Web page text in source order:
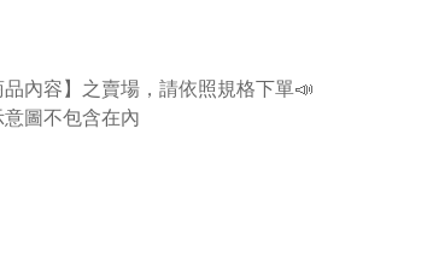
內容】之賣場，請依照規格下單📣
圖不包含在內